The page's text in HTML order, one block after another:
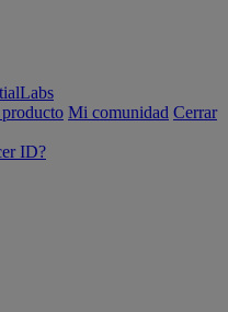
Mi comunidad Cerrar
ID?